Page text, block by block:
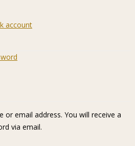
account
or email address. You will receive a
via email.